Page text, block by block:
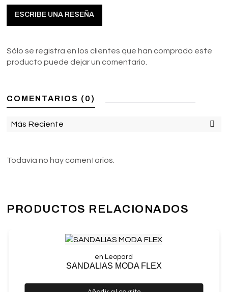
ESCRIBE UNA RESEÑA
Sólo se registra en los clientes que han comprado este
producto puede dejar un comentario.
COMENTARIOS (0)
Más Reciente
Todavía no hay comentarios.
PRODUCTOS RELACIONADOS
en Leopard
SANDALIAS MODA FLEX